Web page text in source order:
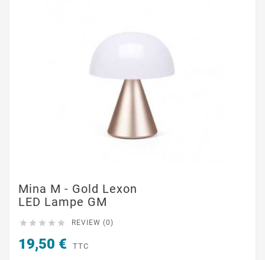
Mina M - Gold Lexon
LED Lampe GM
     REVIEW (0)
19,50 € TTC